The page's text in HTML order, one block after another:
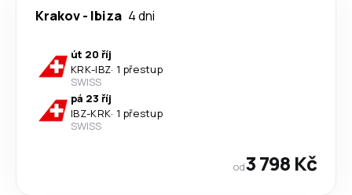
Krakov- Ibiza 4 dni
út 20 říj
KRK-IBZ· 1 přestup
SWISS
pá 23 říj
IBZ-KRK· 1 přestup
SWISS
od3 798 Kč